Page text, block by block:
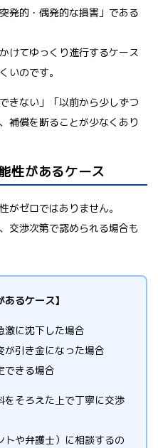
発的・偶発的な損害」である
けてゆっくり進行するケース
いのです。
きない」「以前から少しずつ
補償を断ることが少なくあり
性があるケース
がゼロではありません。
交渉次第で認められる場合も
るケース】
激に沈下した場合
が引き金になった場合
できる場合
をそろえた上で丁寧に交渉
や弁護士）に相談するの